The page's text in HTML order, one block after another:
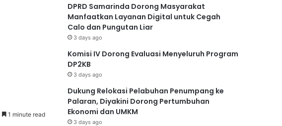
1 minute read
DPRD Samarinda Dorong Masyarakat
Manfaatkan Layanan Digital untuk Cegah
Calo dan Pungutan Liar
3 days ago
Komisi IV Dorong Evaluasi Menyeluruh Program
DP2KB
3 days ago
Dukung Relokasi Pelabuhan Penumpang ke
Palaran, Diyakini Dorong Pertumbuhan
Ekonomi dan UMKM
3 days ago